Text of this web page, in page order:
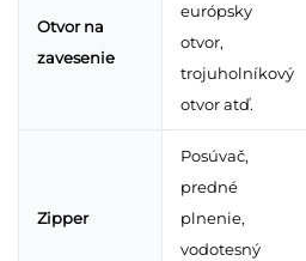
Otvor na
zavesenie
európsky
otvor,
trojuholníkový
otvor atď.
Zipper
Posúvač,
predné
plnenie,
vodotesný